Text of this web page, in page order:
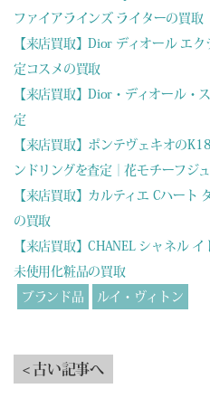
ファイアラインズ ライターの買取
【来店買取】Dior ディオール エ
定コスメの買取
【来店買取】Dior・ディオール・
定
【来店買取】ポンテヴェキオの
ンドリングを査定｜花モチーフジ
【来店買取】カルティエ Cハート
の買取
【来店買取】CHANEL シャネル
未使用化粧品の買取
ブランド品
ルイ・ヴィトン
< 古い記事へ